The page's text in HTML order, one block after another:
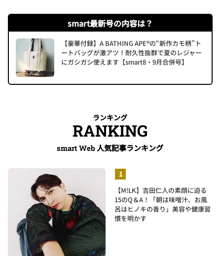
smart最新号の内容は？
【豪華付録】A BATHING APE®の“新作カモ柄”ト
ートバッグが激アツ！耐久性抜群で夏のレジャー
にガシガシ使えます【smart8・9月合併号】
ランキング
RANKING
smart Web 人気記事ランキング
【M!LK】吉田仁人の素顔に迫る
15のQ＆A！「朝は味噌汁、お風
呂はヒノキの香り」美容や健康習
慣を明かす